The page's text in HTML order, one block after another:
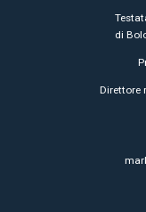
di
Direttore